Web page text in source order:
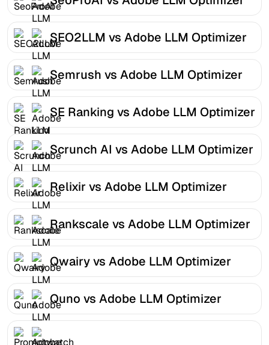
SEO2LLM vs Adobe LLM Optimizer
Semrush vs Adobe LLM Optimizer
SE Ranking vs Adobe LLM Optimizer
Scrunch AI vs Adobe LLM Optimizer
Relixir vs Adobe LLM Optimizer
Rankscale vs Adobe LLM Optimizer
Qwairy vs Adobe LLM Optimizer
Quno vs Adobe LLM Optimizer